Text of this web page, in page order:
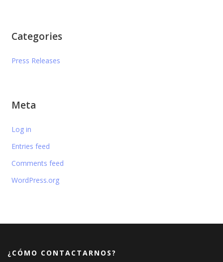
Categories
Press Releases
Meta
Log in
Entries feed
Comments feed
WordPress.org
¿CÓMO CONTACTARNOS?